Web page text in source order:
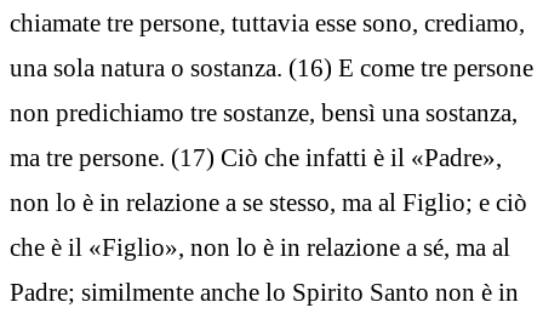
chiamate tre persone, tuttavia esse sono, crediamo,
una sola natura o sostanza. (16) E come tre persone
non predichiamo tre sostanze, bensì una sostanza,
ma tre persone. (17) Ciò che infatti è il «Padre»,
non lo è in relazione a se stesso, ma al Figlio; e ciò
che è il «Figlio», non lo è in relazione a sé, ma al
Padre; similmente anche lo Spirito Santo non è in